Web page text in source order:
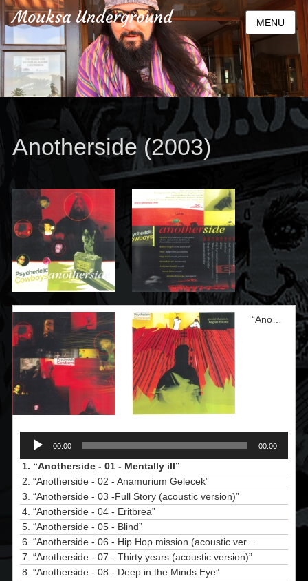
Mouksa Underground MENU
Anotherside (2003)
“Anotherside - 01 - Mentally ill”
00:00 00:00
1. “Anotherside - 01 - Mentally ill”
2. “Anotherside - 02 - Anamurium Gelecek”
3. “Anotherside - 03 -Full Story (acoustic version)”
4. “Anotherside - 04 - Eritbrea”
5. “Anotherside - 05 - Blind”
6. “Anotherside - 06 - Hip Hop mission (acoustic version)”
7. “Anotherside - 07 - Thirty years (acoustic version)”
8. “Anotherside - 08 - Deep in the Minds Eye”